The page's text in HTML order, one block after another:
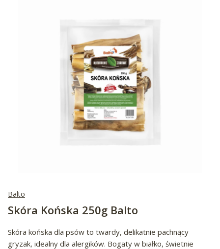
Balto
Skóra Końska 250g Balto
Skóra końska dla psów to twardy, delikatnie pachnący
gryzak, idealny dla alergików. Bogaty w białko, świetnie